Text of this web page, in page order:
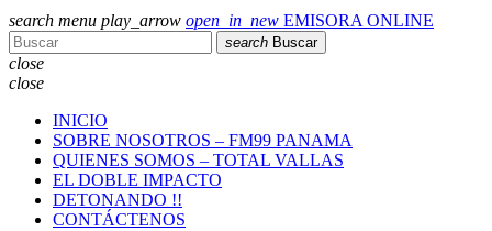
search menu play_arrow open_in_new EMISORA ONLINE
search Buscar
close
close
INICIO
SOBRE NOSOTROS – FM99 PANAMA
QUIENES SOMOS – TOTAL VALLAS
EL DOBLE IMPACTO
DETONANDO !!
CONTÁCTENOS